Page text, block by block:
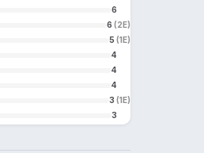
6
6 (2E)
5 (1E)
4
4
4
3 (1E)
3